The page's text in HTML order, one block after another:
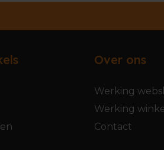
Over ons
Werking
Werking
Contact